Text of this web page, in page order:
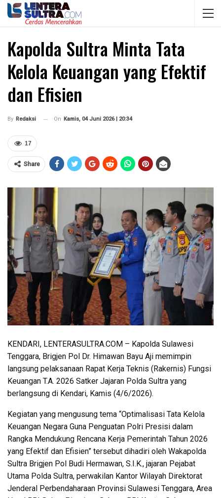
Kapolda Sultra Minta Tata
Kelola Keuangan yang Efektif
dan Efisien
By Redaksi On Kamis, 04 Juni 2026 | 20:34
17
Share
KENDARI, LENTERASULTRA.COM – Kapolda Sulawesi
Tenggara, Brigjen Pol Dr. Himawan Bayu Aji memimpin
langsung pelaksanaan Rapat Kerja Teknis (Rakernis) Fungsi
Keuangan T.A. 2026 Satker Jajaran Polda Sultra yang
berlangsung di Kendari, Kamis (4/6/2026).
Kegiatan yang mengusung tema “Optimalisasi Tata Kelola
Keuangan Negara Guna Penguatan Polri Presisi dalam
Rangka Mendukung Rencana Kerja Pemerintah Tahun 2026
yang Efektif dan Efisien” tersebut dihadiri oleh Wakapolda
Sultra Brigjen Pol Budi Hermawan, S.I.K., jajaran Pejabat
Utama Polda Sultra, perwakilan Kantor Wilayah Direktorat
Jenderal Perbendaharaan Provinsi Sulawesi Tenggara, Area